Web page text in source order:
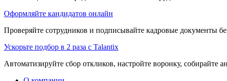
Оформляйте кандидатов онлайн
Проверяйте сотрудников и подписывайте кадровые документы
Ускорьте подбор в 2 раза с Talantix
Автоматизируйте сбор откликов, настройте воронку, собирайте